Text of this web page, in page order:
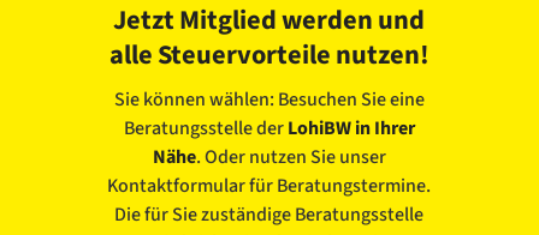
Jetzt Mitglied werden und
alle Steuervorteile nutzen!
Sie können wählen: Besuchen Sie eine
Beratungsstelle derLohiBW in Ihrer
Nähe. Oder nutzen Sie unser
Kontaktformular für Beratungstermine.
Die für Sie zuständige Beratungsstelle